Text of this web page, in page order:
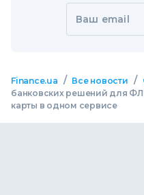
Ваш email
Finance.ua / Все новости /
банковских решений для
карты в одном сервисе